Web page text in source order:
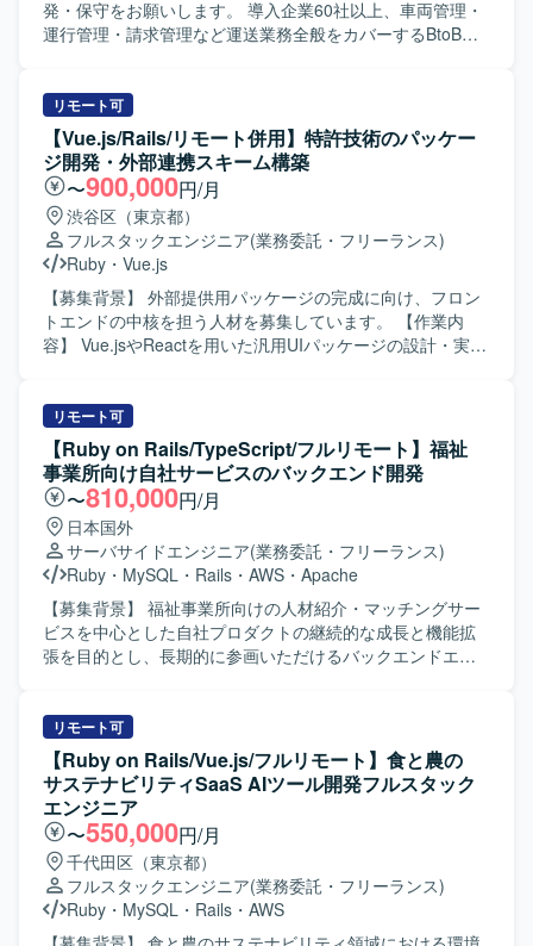
発・保守をお願いします。 導入企業60社以上、車両管理・
運行管理・請求管理など運送業務全般をカバーするBtoB
す。 既存機能の改善・バグ修正を行います。 コードレビュ
ー、テスト整備を行います。 PMI（事業譲渡後の統合）に
伴うシステム改善を行います。 【開発環境】 フレームワー
ク : Ruby 3.2 / Rails 7.1 フロントエンド : React 18 /
TypeScript 5.1 / Apollo Client (GraphQL) デザインツール：
Figma など データベース : Amazon RDS インフラ : AWS
(ECS) バージョン管理 : Git/GitHub コミュニケーション/タ
スク管理 : Slack, Google Meet, Notion を利用しています。
リモート可
【Vue.js/Rails/リモート併用】特許技術のパッケー
ジ開発・外部連携スキーム構築
〜900,000円/月
渋谷区（東京都）
フルスタックエンジニア(業務委託・フリーランス)
Ruby ・ Vue.js
【募集背景】 外部提供用パッケージの完成に向け、フロン
トエンドの中核を担う人材を募集しています。 【作業内
容】 Vue.jsやReactを用いた汎用UIパッケージの設計・実装
ブラウザなど多様な動作環境で安定稼働するフロントエン
ドを構築します。 【求める人物像】 フロントエンド開発を
起点に、システム全体の仕組みづくりに主体的に取り組め
る方を求めています。 【ポジションの魅力】 大手ポイント
発行企業へ自社開発の特許エンジンをパッケージ提供する
経験を積めます。画面開発にとどまらず、スキーマ設計や
バックエンド実装まで一貫して携われます。 【開発環境】
Vue.js、React、Ruby on Railsを使用します。Claude
Code、GitHub Copilot、CodexなどのAIツールを活用した開
発環境です。
リモート可
【Ruby on Rails/TypeScript/フルリモート】福祉
事業所向け自社サービスのバックエンド開発
〜810,000円/月
日本国外
サーバサイドエンジニア(業務委託・フリーランス)
Ruby ・ MySQL ・ Rails ・ AWS ・ Apache
【募集背景】 福祉事業所向けの人材紹介・マッチングサー
ビスを中心とした自社プロダクトの継続的な成長と機能拡
張を目的とし、長期的に参画いただけるバックエンドエン
開発をご担当いただきます。人材紹介・マッチングサービ
スの開発チームに所属し、インターネットサービスの顧客
価値向上を目的とした開発や、社内基幹業務システムの業
務生産性向上のための開発など、多岐にわたる開発案件に
携わっていただきます。 5年近い歴史のあるプロダクトのた
め、既存の開発基盤や組織風土をキャッチアップいただき
つつ、プロダクト開発に参画していただきます。 フルサイ
クル型のプロダクト開発現場として、数人月単位のプロジ
ェクトにおける要件定義〜設計〜実装〜テストまでの各工
程を、計画策定から一貫してご担当いただきます。 また、
リモート可
【Ruby on Rails/Vue.js/フルリモート】食と農の
サステナビリティSaaS AIツール開発フルスタック
エンジニア
〜550,000円/月
千代田区（東京都）
フルスタックエンジニア(業務委託・フリーランス)
Ruby ・ MySQL ・ Rails ・ AWS